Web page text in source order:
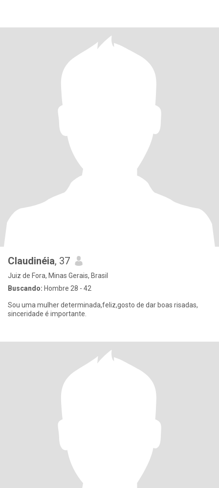
Claudinéia, 37
Juiz de Fora, Minas Gerais, Brasil
Buscando: Hombre 28 - 42
Sou uma mulher determinada,feliz,gosto de dar boas risadas,
sinceridade é importante.